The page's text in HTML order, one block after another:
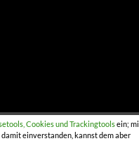
Cookies und Trackingtoolsein;
einverstanden, kannst dem aber